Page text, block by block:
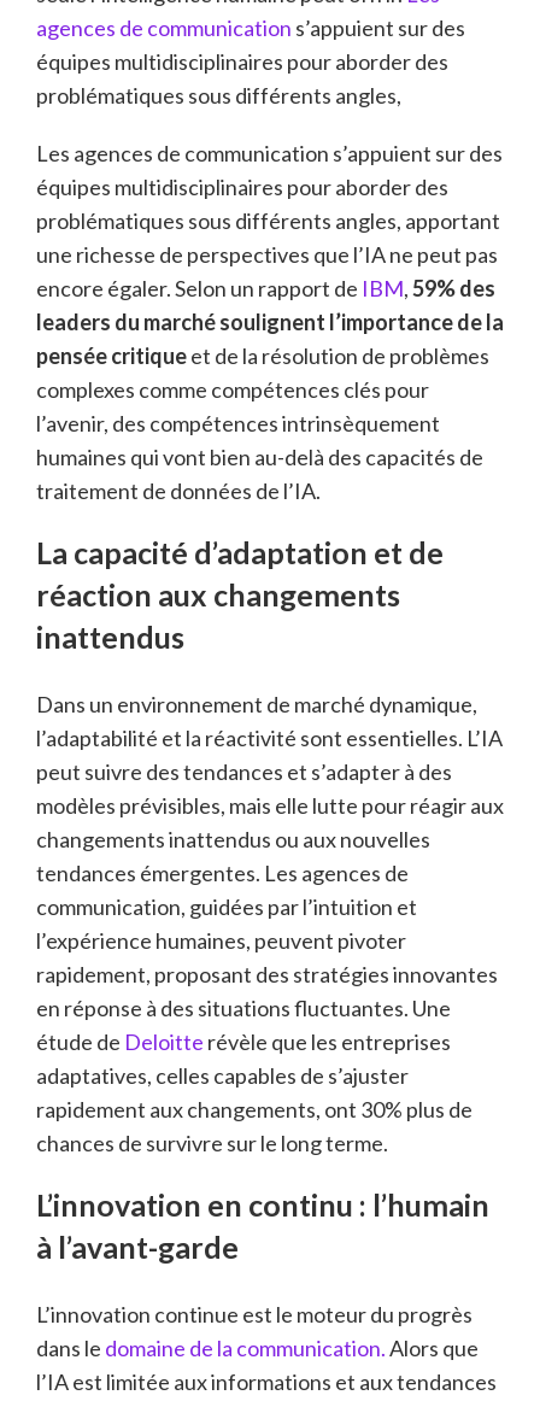
agences de communication s’appuient sur des
équipes multidisciplinaires pour aborder des
problématiques sous différents angles,
Les agences de communication s’appuient sur des
équipes multidisciplinaires pour aborder des
problématiques sous différents angles, apportant
une richesse de perspectives que l’IA ne peut pas
encore égaler. Selon un rapport de IBM,59% des
leaders du marché soulignent l’importance de la
pensée critiqueet de la résolution de problèmes
complexes comme compétences clés pour
l’avenir, des compétences intrinsèquement
humaines qui vont bien au-delà des capacités de
traitement de données de l’IA.
La capacité d’adaptation et de
réaction aux changements
inattendus
Dans un environnement de marché dynamique,
l’adaptabilité et la réactivité sont essentielles. L’IA
peut suivre des tendances et s’adapter à des
modèles prévisibles, mais elle lutte pour réagir aux
changements inattendus ou aux nouvelles
tendances émergentes. Les agences de
communication, guidées par l’intuition et
l’expérience humaines, peuvent pivoter
rapidement, proposant des stratégies innovantes
en réponse à des situations fluctuantes. Une
étude de Deloitte révèle que les entreprises
adaptatives, celles capables de s’ajuster
rapidement aux changements, ont 30% plus de
chances de survivre sur le long terme.
L’innovation en continu : l’humain
à l’avant-garde
L’innovation continue est le moteur du progrès
dans le domaine de la communication.Alors que
l’IA est limitée aux informations et aux tendances